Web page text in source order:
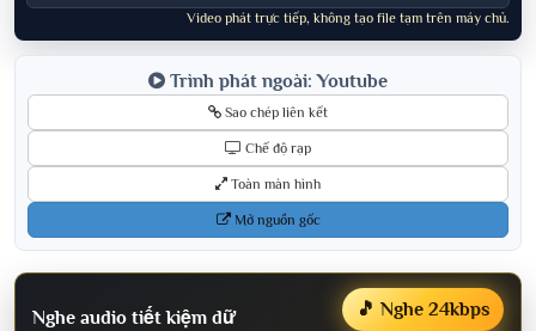
Video phát trực tiếp, không tạo file tạm trên máy chủ.
Trình phát ngoài: Youtube
Sao chép liên kết
Chế độ rạp
Toàn màn hình
Mở nguồn gốc
Nghe audio tiết kiệm dữ
🎵 Nghe 24kbps